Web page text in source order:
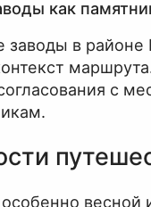
как
заводы в
с
весной